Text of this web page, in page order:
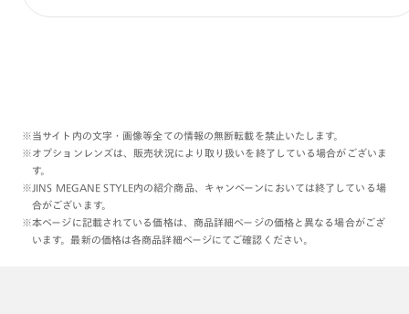
※当サイト内の文字・画像等全ての情報の無断転載を禁止いたします。
※オプションレンズは、販売状況により取り扱いを終了している場合がございま
す。
※JINS MEGANE STYLE内の紹介商品、キャンペーンにおいては終了している場
合がございます。
※本ページに記載されている価格は、商品詳細ページの価格と異なる場合がござ
います。最新の価格は各商品詳細ページにてご確認ください。